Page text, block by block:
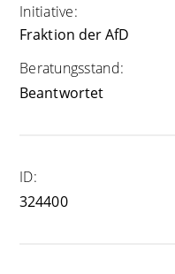
Initiative:
Fraktion der AfD
Beratungsstand:
Beantwortet
ID:
324400